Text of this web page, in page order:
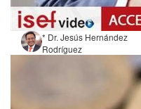
* Dr. Jesús Hernández
Rodríguez